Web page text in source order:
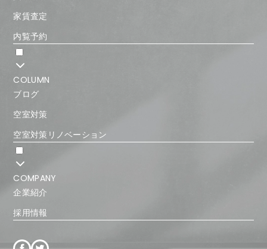
家賃査定
内覧予約
COLUMN
ブログ
空室対策
空室対策リノベーション
COMPANY
企業紹介
採用情報